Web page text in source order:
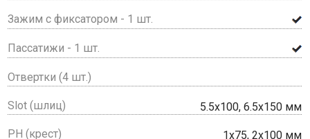
Зажим с фиксатором - 1 шт.
Пассатижи - 1 шт.
Отвертки (4 шт.)
Slot (шлиц) 5.5x100, 6.5x150 мм
PH (крест) 1x75, 2x100 мм